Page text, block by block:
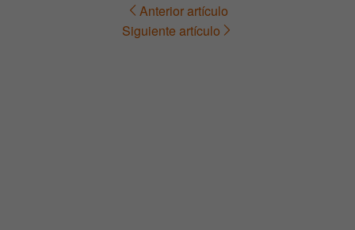
Navegación Anterior artículo
Siguiente artículo